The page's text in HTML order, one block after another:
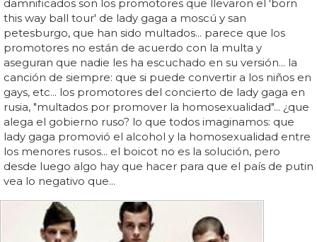
damnificados son los promotores que llevaron el 'born
this way ball tour' de lady gaga a moscú y san
petesburgo, que han sido multados... parece que los
promotores no están de acuerdo con la multa y
aseguran que nadie les ha escuchado en su versión... la
canción de siempre: que si puede convertir a los niños en
gays, etc... los promotores del concierto de lady gaga en
rusia, "multados por promover la homosexualidad"... ¿que
alega el gobierno ruso? lo que todos imaginamos: que
lady gaga promovió el alcohol y la homosexualidad entre
los menores rusos... el boicot no es la solución, pero
desde luego algo hay que hacer para que el país de putin
vea lo negativo que...